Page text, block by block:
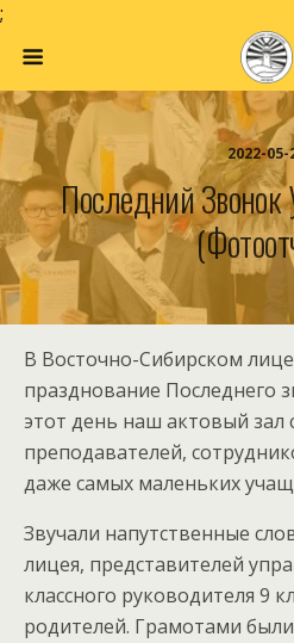
;
2022-05-
Последний
В Восточно-Сибирском
празднование Последнего
этот день наш актовый зал
преподавателей,
даже самых маленьких
Звучали напутственные
лицея, представителей
классного руководителя 9
родителей. Грамотами